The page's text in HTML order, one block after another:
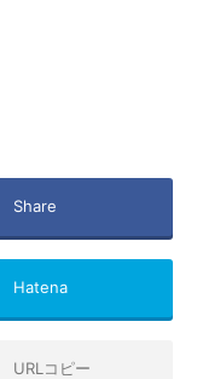
Share
Hatena
URLコピー